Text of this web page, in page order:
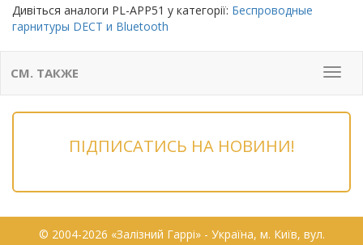
Дивіться аналоги PL-APP51 у категорії: Беспроводные
гарнитуры DECT и Bluetooth
Меню
СМ. ТАКЖЕ
ПІДПИСАТИСЬ НА НОВИНИ!
© 2004-2026 «Залізний Гаррі» - Українa, м. Київ, вул.